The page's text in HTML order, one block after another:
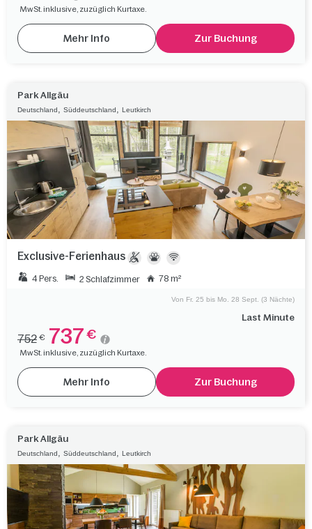
MwSt. inklusive, zuzüglich Kurtaxe.
Mehr Info Zur Buchung
Park Allgäu
Deutschland Süddeutschland Leutkirch
Exclusive-Ferienhaus
4 Pers. 2 Schlafzimmer 78 m²
Last Minute
Von Fr. 25 bis Mo. 28 Sept. (3 Nächte)
752 € 737 €
MwSt. inklusive, zuzüglich Kurtaxe.
Mehr Info Zur Buchung
Park Allgäu
Deutschland Süddeutschland Leutkirch